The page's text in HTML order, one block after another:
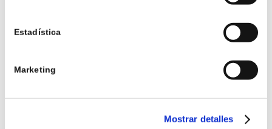
Estadística
Marketing
Mostrar detalles